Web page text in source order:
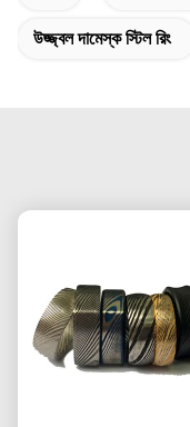
উজ্জ্বল দামেস্ক স্টিল রিং